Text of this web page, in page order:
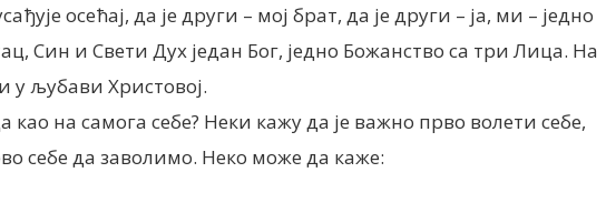
осећај, да је други – мој брат, да је други – ја, ми – једно
Син и Свети Дух један Бог, једно Божанство са три Лица. На
у љубави Христовој.
на самога себе? Неки кажу да је важно прво волети себе,
себе да заволимо. Неко може да каже: